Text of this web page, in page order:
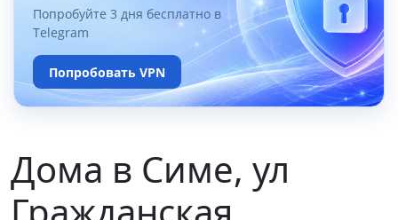
Попробуйте 3 дня бесплатно в
Telegram
Попробовать VPN
Дома в Симе, ул